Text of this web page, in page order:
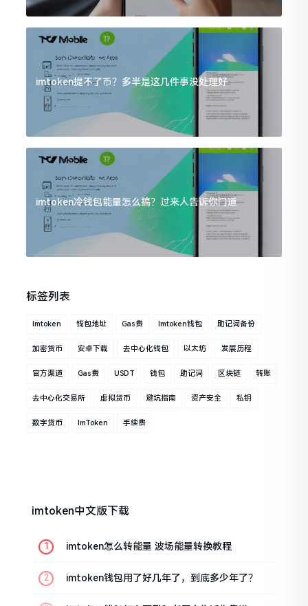
imtoken提不了币？多半是这几件事没处理好
imtoken冷钱包能量怎么搞？过来人告诉你门道
标签列表
Imtoken 钱包地址 Gas费 Imtoken钱包 助记词备份
加密货币 安卓下载 去中心化钱包 以太坊 发展历程
官方渠道 Gas费 USDT 钱包 助记词 区块链 转账
去中心化交易所 虚拟货币 避坑指南 资产安全 私钥
数字货币 ImToken 手续费
imtoken中文版下载
imtoken怎么转能量 波场能量转换教程
imtoken钱包用了好几年了，到底多少年了？